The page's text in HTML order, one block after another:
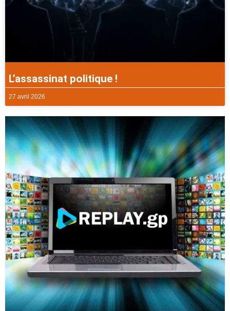
L’assassinat politique !
27 avril 2026